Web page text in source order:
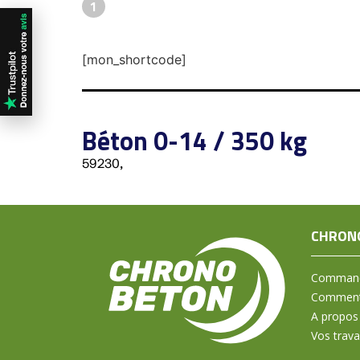
1
[mon_shortcode]
Béton 0-14 / 350 kg
59230,
A propos
Vos